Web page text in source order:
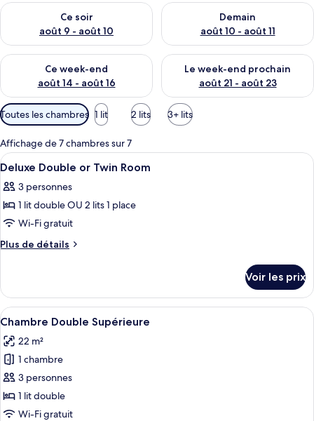
Ce soir
août 9 - août 10
Vérifier la disponibilité pour ce soir août 9 - août 10
Demain
août 10 - août 11
Vérifier la disponibilité pour
Ce week-end
août 14 - août 16
Vérifier la disponibilité pour ce week-end août 14 - août 16
Le week-end prochain
août 21 - août 23
Vérifier la disponibilité pour
Filtres
disponibles
pour
les
chambres
Toutes les chambres 1 lit 2 lits 3+ lits
Affichage de 7 chambres sur 7
Afficher
toutes
les
photos
pour
ce
chambre :
Deluxe
Double
or
Twin
Room
Coffres-forts dans les chambres,
11
Deluxe Double or Twin Room
3 personnes
1 lit double OU 2 lits 1 place
Wi-Fi gratuit
Plus de détails
Plus
le
type
de
Deluxe
Double
Twin
Room
Voir les prix
Afficher
toutes
les
photos
pour
ce
type
Une chambre d’hôtel avec un
8
Chambre Double Supérieure
22 m²
1 chambre
3 personnes
1 lit double
Wi-Fi gratuit